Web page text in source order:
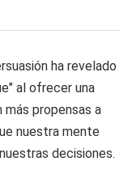
ha revelado
al ofrecer una
más propensas a
nuestra mente
decisiones.